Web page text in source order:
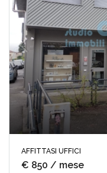
AFFITTASI UFFICI
€ 850 / mese